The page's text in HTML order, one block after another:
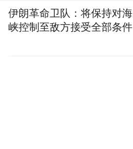
伊朗革命卫队：将保持对海
峡控制至敌方接受全部条件